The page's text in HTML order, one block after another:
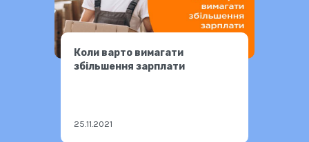
Коли варто вимагати
збільшення зарплати
25.11.2021